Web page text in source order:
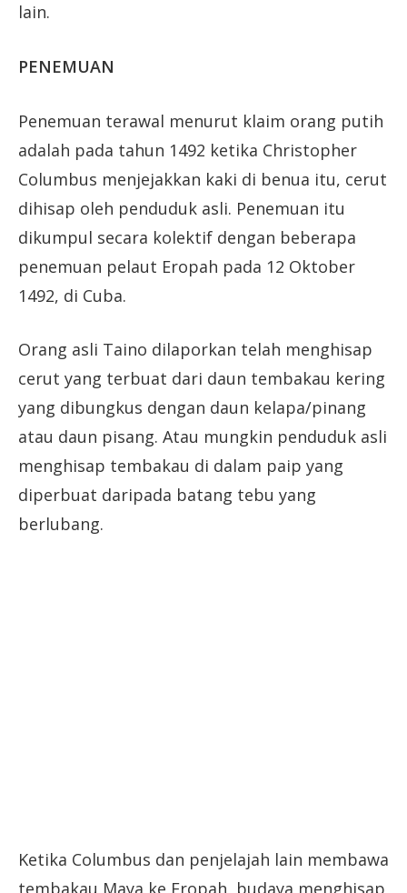
lain.
PENEMUAN
Penemuan terawal menurut klaim orang putih
adalah pada tahun 1492 ketika Christopher
Columbus menjejakkan kaki di benua itu, cerut
dihisap oleh penduduk asli. Penemuan itu
dikumpul secara kolektif dengan beberapa
penemuan pelaut Eropah pada 12 Oktober
1492, di Cuba.
Orang asli Taino dilaporkan telah menghisap
cerut yang terbuat dari daun tembakau kering
yang dibungkus dengan daun kelapa/pinang
atau daun pisang. Atau mungkin penduduk asli
menghisap tembakau di dalam paip yang
diperbuat daripada batang tebu yang
berlubang.
Ketika Columbus dan penjelajah lain membawa
tembakau Maya ke Eropah, budaya menghisap